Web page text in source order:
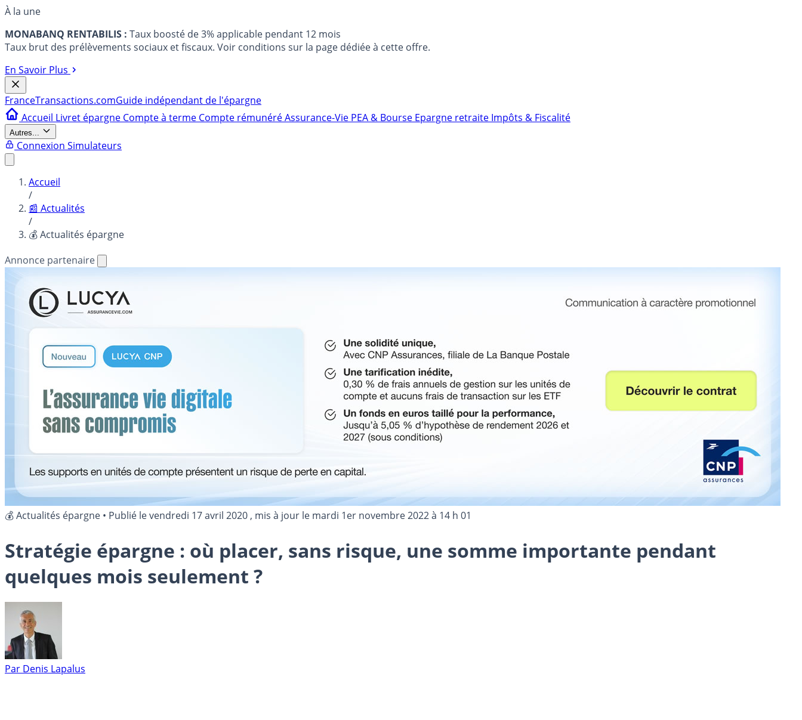
À la une
MONABANQ RENTABILIS : Taux boosté de 3% applicable pendant 12 mois
Taux brut des prélèvements sociaux et fiscaux. Voir conditions sur la page dédiée à cette offre.
En Savoir Plus
FranceTransactions.comGuide indépendant de l'épargne
Accueil Livret épargne Compte à terme Compte rémunéréAssurance-Vie PEA & Bourse Epargne retraite Impôts & Fiscalité
Autres...
Connexion Simulateurs
Accueil
/
📰 Actualités
/
💰 Actualités épargne
Annonce partenaire
💰 Actualités épargne • Publié levendredi 17 avril 2020 , mis à jour le mardi 1er novembre 2022 à 14 h 01
Stratégie épargne : où placer, sans risque, une somme importante pendant
quelques mois seulement ?
Par Denis Lapalus